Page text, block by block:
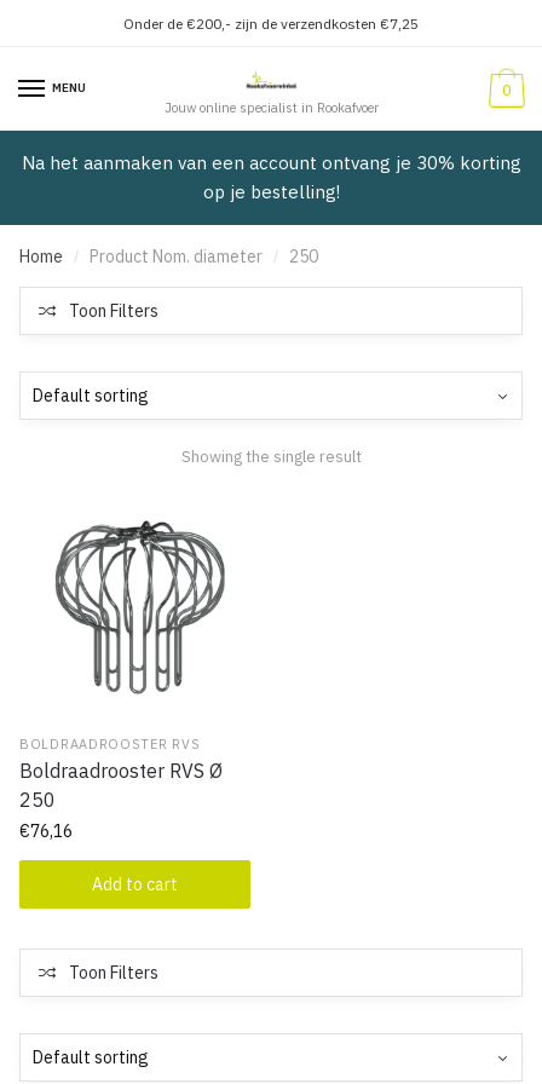
navigatie
inhoud
Onder de €200,- zijn de verzendkosten €7,25
MENU
Jouw online specialist in Rookafvoer
0
Na het aanmaken van een account ontvang je 30% korting
op je bestelling!
Home / Product Nom. diameter / 250
Toon Filters
Showing the single result
BOLDRAADROOSTER RVS
Boldraadrooster RVS Ø
250
€76,16
Add to cart
Toon Filters